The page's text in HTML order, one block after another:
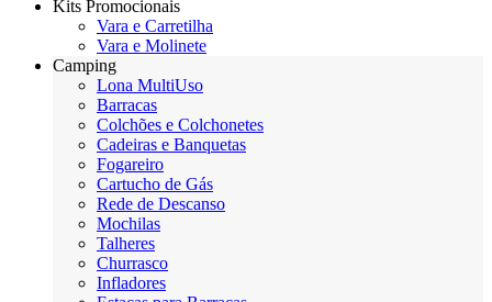
Kits Promocionais
Vara e Carretilha
Vara e Molinete
Camping
Lona MultiUso
Barracas
Colchões e Colchonetes
Cadeiras e Banquetas
Fogareiro
Cartucho de Gás
Rede de Descanso
Mochilas
Talheres
Churrasco
Infladores